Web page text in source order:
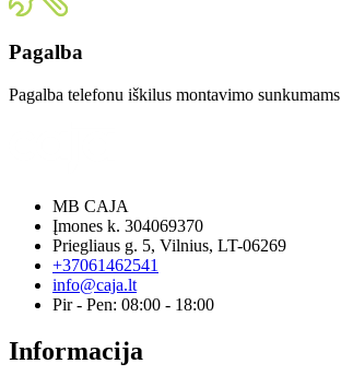
Pagalba
Pagalba telefonu iškilus montavimo sunkumams
MB CAJA
Įmones k. 304069370
Priegliaus g. 5, Vilnius, LT-06269
+37061462541
info@caja.lt
Pir - Pen: 08:00 - 18:00
Informacija